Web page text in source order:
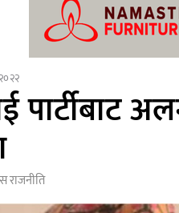
पार्टीबाट
राजनीति